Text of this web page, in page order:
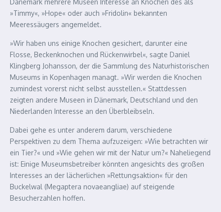
Dänemark mehrere Museen Interesse an Knochen des als
»Timmy«, »Hope« oder auch »Fridolin« bekannten
Meeressäugers angemeldet.
»Wir haben uns einige Knochen gesichert, darunter eine
Flosse, Beckenknochen und Rückenwirbel«, sagte Daniel
Klingberg Johansson, der die Sammlung des Naturhistorischen
Museums in Kopenhagen managt. »Wir werden die Knochen
zumindest vorerst nicht selbst ausstellen.« Stattdessen
zeigten andere Museen in Dänemark, Deutschland und den
Niederlanden Interesse an den Überbleibseln.
Dabei gehe es unter anderem darum, verschiedene
Perspektiven zu dem Thema aufzuzeigen: »Wie betrachten wir
ein Tier?« und »Wie gehen wir mit der Natur um?« Naheliegend
ist: Einige Museumsbetreiber könnten angesichts des großen
Interesses an der lächerlichen »Rettungsaktion« für den
Buckelwal (Megaptera novaeangliae) auf steigende
Besucherzahlen hoffen.